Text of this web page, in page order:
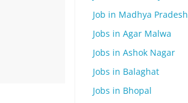
Job in Madhya Pradesh
Jobs in Agar Malwa
Jobs in Ashok Nagar
Jobs in Balaghat
Jobs in Bhopal